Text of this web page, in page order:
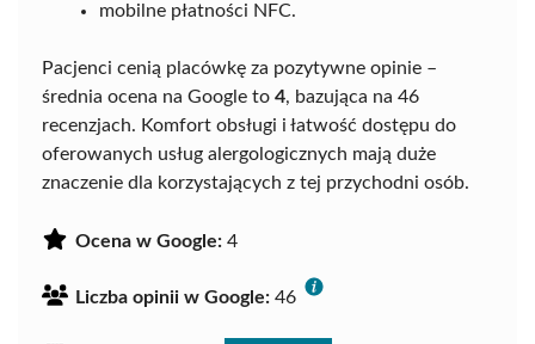
mobilne płatności NFC.
Pacjenci cenią placówkę za pozytywne opinie –
średnia ocena na Google to 4, bazująca na 46
recenzjach. Komfort obsługi i łatwość dostępu do
oferowanych usług alergologicznych mają duże
znaczenie dla korzystających z tej przychodni osób.
Ocena w Google: 4
Liczba opinii w Google: 46